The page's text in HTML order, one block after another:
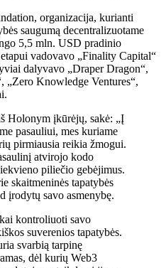
organizacija, kurianti
saugumą decentralizuotame
5,5 mln. USD pradinio
vadovavo „Finality Capital“
dalyvavo „Draper Dragon“,
„Zero Knowledge Ventures“,
Holonym įkūrėjų, sakė: „Į
pasauliui, mes kuriame
pirmiausia reikia žmogui.
atvirojo kodo
piliečio gebėjimus.
skaitmeninės tapatybės
įrodytų savo asmenybę.
kontroliuoti savo
suverenios tapatybės.
svarbią tarpinę
dėl kurių Web3